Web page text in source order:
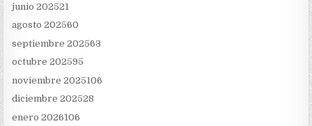
junio 202521
agosto 202560
septiembre 202563
octubre 202595
noviembre 2025106
diciembre 202528
enero 2026106